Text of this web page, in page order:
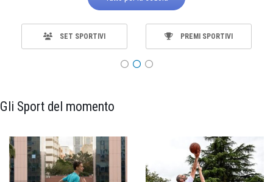
SET SPORTIVI PREMI SPORTIVI
Gli Sport del momento